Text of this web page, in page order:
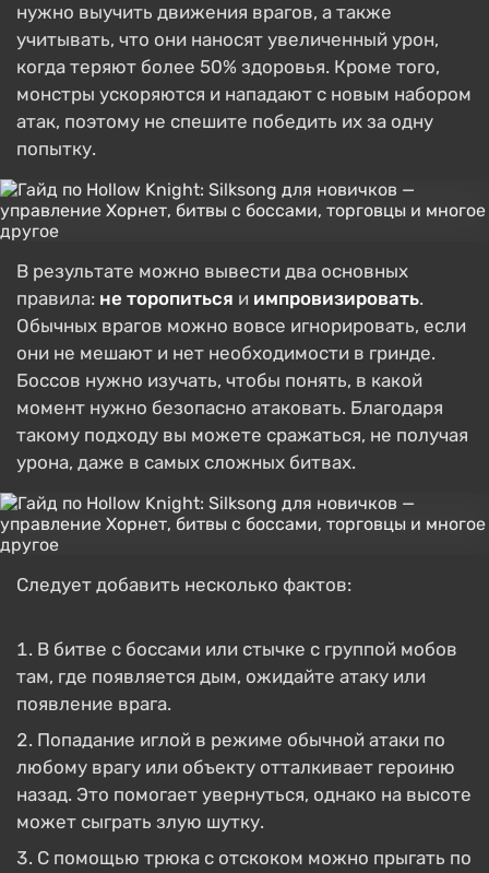
нужно выучить движения врагов, а также
учитывать, что они наносят увеличенный урон,
когда теряют более 50% здоровья. Кроме того,
монстры ускоряются и нападают с новым набором
атак, поэтому не спешите победить их за одну
попытку.
В результате можно вывести два основных
правила: не торопиться и импровизировать.
Обычных врагов можно вовсе игнорировать, если
они не мешают и нет необходимости в гринде.
Боссов нужно изучать, чтобы понять, в какой
момент нужно безопасно атаковать. Благодаря
такому подходу вы можете сражаться, не получая
урона, даже в самых сложных битвах.
Следует добавить несколько фактов:
В битве с боссами или стычке с группой мобов
там, где появляется дым, ожидайте атаку или
появление врага.
Попадание иглой в режиме обычной атаки по
любому врагу или объекту отталкивает героиню
назад. Это помогает увернуться, однако на высоте
может сыграть злую шутку.
С помощью трюка с отскоком можно прыгать по